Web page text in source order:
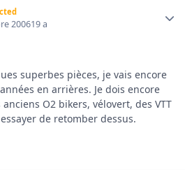
200619 a
superbes pièces, je vais encore
en arrières. Je dois encore
O2 bikers, vélovert, des VTT
de retomber dessus.